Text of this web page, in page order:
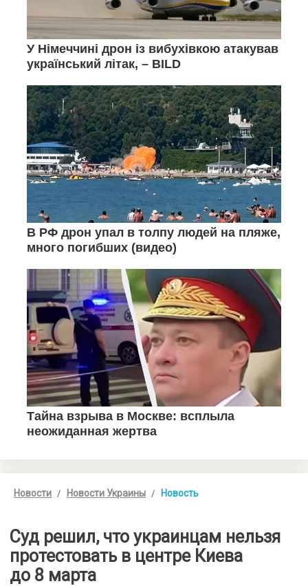
Новости Новости Украины Новость
Суд решил, что украинцам нельзя
протестовать в центре Киева
до 8 марта